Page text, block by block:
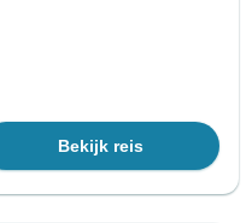
Bekijk reis